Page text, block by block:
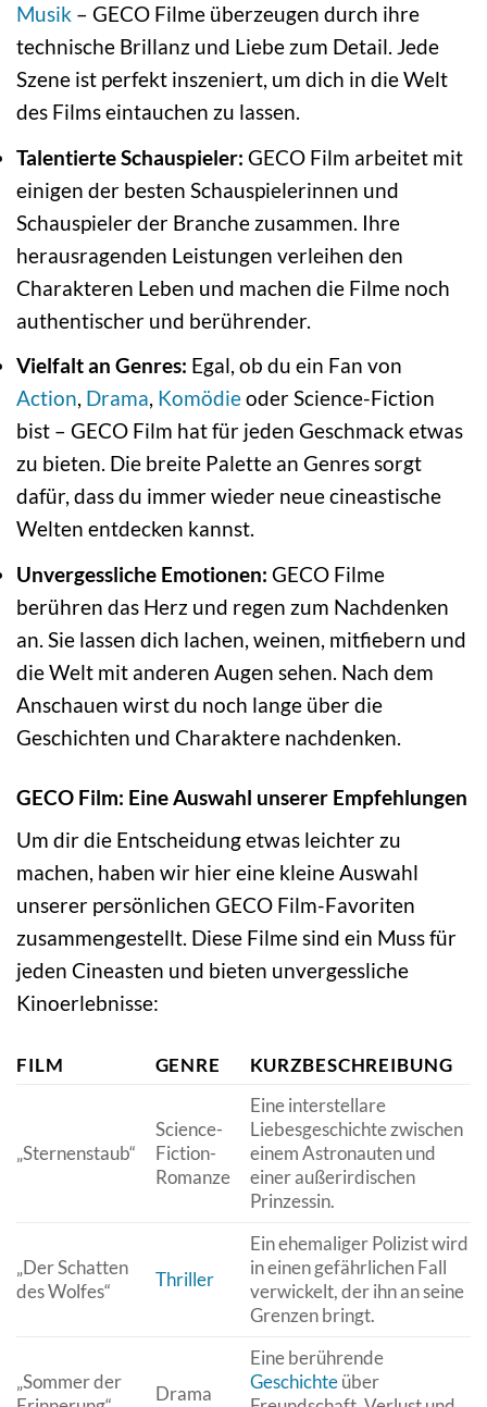
Musik – GECO Filme überzeugen durch ihre
technische Brillanz und Liebe zum Detail. Jede
Szene ist perfekt inszeniert, um dich in die Welt
des Films eintauchen zu lassen.
Talentierte Schauspieler: GECO Film arbeitet mit
einigen der besten Schauspielerinnen und
Schauspieler der Branche zusammen. Ihre
herausragenden Leistungen verleihen den
Charakteren Leben und machen die Filme noch
authentischer und berührender.
Vielfalt an Genres: Egal, ob du ein Fan von
Action, Drama, Komödieoder Science-Fiction
bist – GECO Film hat für jeden Geschmack etwas
zu bieten. Die breite Palette an Genres sorgt
dafür, dass du immer wieder neue cineastische
Welten entdecken kannst.
Unvergessliche Emotionen: GECO Filme
berühren das Herz und regen zum Nachdenken
an. Sie lassen dich lachen, weinen, mitfiebern und
die Welt mit anderen Augen sehen. Nach dem
Anschauen wirst du noch lange über die
Geschichten und Charaktere nachdenken.
GECO Film: Eine Auswahl unserer Empfehlungen
Um dir die Entscheidung etwas leichter zu
machen, haben wir hier eine kleine Auswahl
unserer persönlichen GECO Film-Favoriten
zusammengestellt. Diese Filme sind ein Muss für
jeden Cineasten und bieten unvergessliche
Kinoerlebnisse:
FILM GENRE KURZBESCHREIBUNG
„Sternenstaub“
Science-
Fiction-
Romanze
Eine interstellare
Liebesgeschichte zwischen
einem Astronauten und
einer außerirdischen
Prinzessin.
„Der Schatten
des Wolfes“
Thriller
Ein ehemaliger Polizist wird
in einen gefährlichen Fall
verwickelt, der ihn an seine
Grenzen bringt.
„Sommer der
Drama
Eine berührende
Geschichteüber